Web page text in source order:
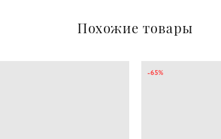
Похожие товары
-65%